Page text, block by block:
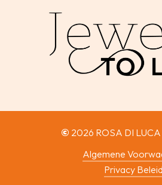
© 2026 ROSA DI
Algemene
Privacy Beleid